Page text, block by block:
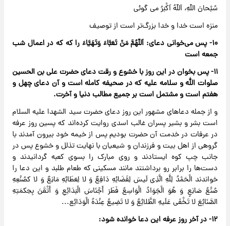
سُبْحانَ اللّهِ، اَللّهُ اَکْبَرُ می گوئی
منزه است خدا و خدا بزرگ‌تر است از توصیف
۱۰- پس می‌خوانی دعای: اَللّهُمَّ مَنْ تَعَبَّاءَ وَتَهَیَّاءَ را که که در اعمال شب
جمعه است
۱۱- پس بخوان در این روز با خشوع و رقت دعای حضرت علی بن الحسین
صلوات الله و سلامه علیه که در صحیفه کامله است و آن دعای چهل و
هفتم است و مشتمل است بر جمیع مطالب دنیا و آخرت.
و از جمله دعاهای مشهور این روز دعای حضرت سید الشهدا علیه السلام
است بشر و بشیر پسران غالب اسدی روایت کرده‌اند که پسین روز عرفه
در عرفات در خدمت آن حضرت بودیم پس از خیمه خود بیرون آمدند با
گروهی از اهل بیت و فرزندان و شیعیان با نهایت تذلل و خشوع پس در
جانب چپ کوه ایستادند و روی مبارک را بسوی کعبه گردانیدند و
دست‌ها را برابر رو برداشتند مانند مسکینی که طعام طلبد و این دعا را
خواندند الْحَمْدُ لِلَّهِ الَّذِی لَیسَ لِقَضَائِهِ دَافِعٌ وَ لا لِعَطَائِهِ مَانِعٌ وَ لا کصُنْعِهِ
صُنْعُ صَانِعٍ وَ هُوَ الْجَوَادُ الْوَاسِعُ فَطَرَ أَجْنَاسَ الْبَدَائِعِ وَ أَتْقَنَ بِحِکمَتِهِ
الصَّنَائِعَ لا تَخْفَی عَلَیهِ الطَّلائِعُ وَ لا تَضِیعُ عِنْدَهُ الْوَدَائِع...
۱۲- در آخر روز عرفه این دعا خوانده شود: